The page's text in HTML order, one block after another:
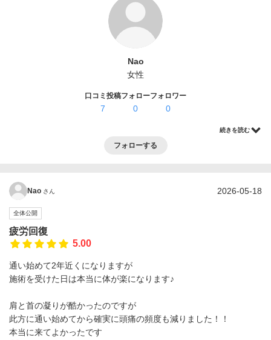
Nao
女性
口コミ投稿
7
フォロー
0
フォロワー
0
続きを読む
フォローする
Nao さん 2026-05-18
全体公開
疲労回復
5.00
通い始めて2年近くになりますが
施術を受けた日は本当に体が楽になります♪
肩と首の凝りが酷かったのですが
此方に通い始めてから確実に頭痛の頻度も減りました！！
本当に来てよかったです